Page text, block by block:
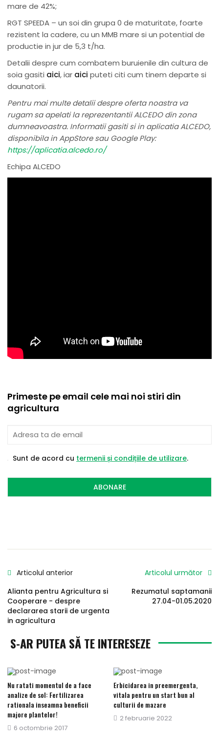
mare de 42%;
RGT SPEEDA – un soi din grupa 0 de maturitate, foarte
rezistent la cadere, cu un MMB mare si un potential de
productie in jur de 5,3 t/ha.
Detalii despre cum combatem buruienile din cultura de
soia gasiti aici, iar aici puteti citi cum tinem departe si
daunatorii.
Pentru mai multe detalii despre oferta noastra va
rugam sa apelati la reprezentantii ALCEDO din zona
dumneavoastra. Informatii gasiti si in aplicatia ALCEDO,
disponibila in AppStore sau Google Play:
https://aplicatia.alcedo.ro/
Echipa ALCEDO
Primeste pe email cele mai noi stiri din
agricultura
Sunt de acord cu termenii și condițiile de utilizare.
ABONARE
Articolul anterior
Alianta pentru Agricultura si
Cooperare - despre
declararea starii de urgenta
in agricultura
Articolul următor
Rezumatul saptamanii
27.04-01.05.2020
S-AR PUTEA SĂ TE INTERESEZE
Nu ratati momentul de a face
analize de sol: Fertilizarea
rationala inseamna beneficii
majore plantelor!
Publicat
6 octombrie 2017
Erbicidarea in preemergenta,
vitala pentru un start bun al
culturii de mazare
Publicat
2 februarie 2022